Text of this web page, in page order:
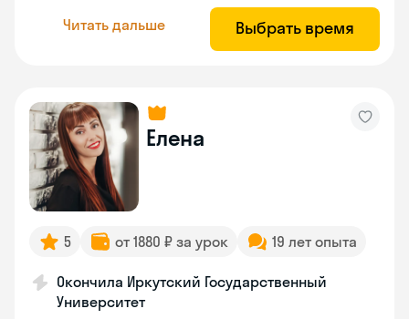
Читать дальше Выбрать время
Елена
5 от 1880 ₽ за урок 19 лет опыта
Окончила Иркутский Государственный
Университет